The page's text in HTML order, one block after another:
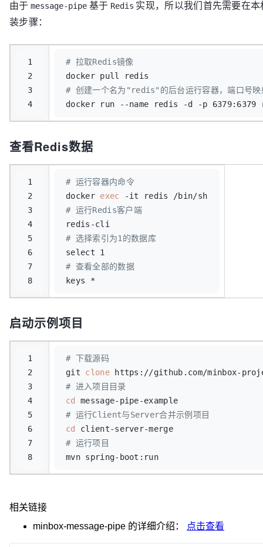
由于 message-pipe 基于 Redis 实现，所以我们首先需要在
装步骤：
1
2
3
# 拉取Redis镜像
# 创建一个名为"redis"的后台运行容器，端口号映
查看Redis数据
1
2
3
4
5
6
7
# 运行容器内命令
docker exec
# 运行Redis客户端
# 选择索引为1的数据库
# 查看全部的数据
启动示例项目
1
2
3
4
5
6
7
# 下载源码
git clone
# 进入项目目录
cd
# 运行Client与Server合并示例项目
cd
# 运行项目
相关链接
minbox-message-pipe 的详细介绍： 点击查看